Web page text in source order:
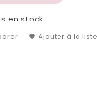
en stock
Ajouter à la